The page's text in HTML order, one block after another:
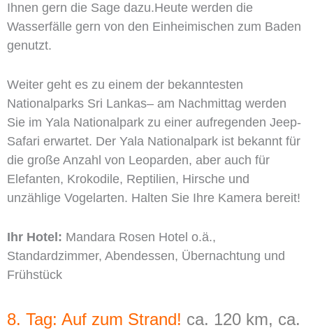
Ihnen gern die Sage dazu.Heute werden die
Wasserfälle gern von den Einheimischen zum Baden
genutzt.
Weiter geht es zu einem der bekanntesten
Nationalparks Sri Lankas– am Nachmittag werden
Sie im Yala Nationalpark zu einer aufregenden Jeep-
Safari erwartet. Der Yala Nationalpark ist bekannt für
die große Anzahl von Leoparden, aber auch für
Elefanten, Krokodile, Reptilien, Hirsche und
unzählige Vogelarten. Halten Sie Ihre Kamera bereit!
Ihr Hotel: Mandara Rosen Hotel o.ä.,
Standardzimmer, Abendessen, Übernachtung und
Frühstück
8. Tag: Auf zum Strand! ca. 120 km, ca.